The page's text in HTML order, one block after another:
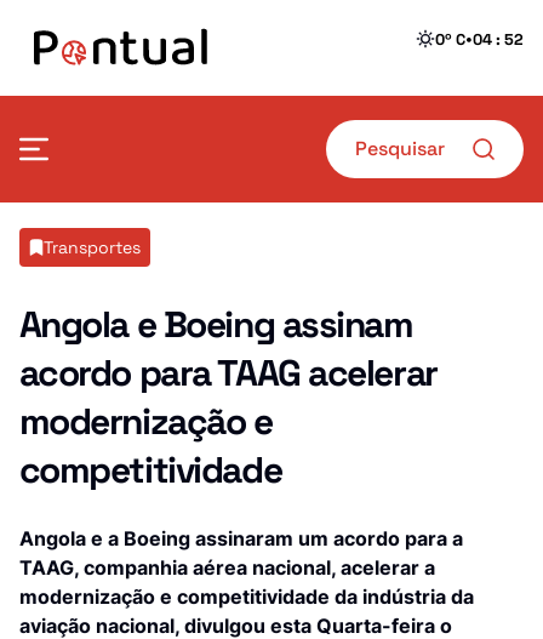
0º C•04 : 52
Mais Pontual
Transportes
Crime
Educação
Investigação
Tragédia
Sociedade
Economia
Desporto
Saúde
África
Transportes
Angola e Boeing assinam
acordo para TAAG acelerar
modernização e
competitividade
Angola e a Boeing assinaram um acordo para a
TAAG, companhia aérea nacional, acelerar a
modernização e competitividade da indústria da
aviação nacional, divulgou esta Quarta-feira o